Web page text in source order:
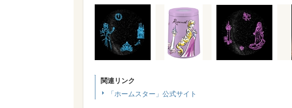
関連リンク
「ホームスター」公式サイト